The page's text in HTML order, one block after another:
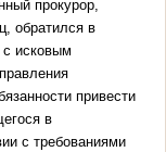
прокурор,
обратился в
с исковым
привести
в
с требованиями